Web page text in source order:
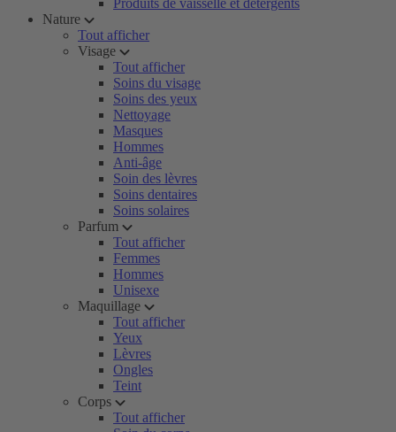
Produits de vaisselle et détergents
Nature
Tout afficher
Visage
Tout afficher
Soins du visage
Soins des yeux
Nettoyage
Masques
Hommes
Anti-âge
Soin des lèvres
Soins dentaires
Soins solaires
Parfum
Tout afficher
Femmes
Hommes
Unisexe
Maquillage
Tout afficher
Yeux
Lèvres
Ongles
Teint
Corps
Tout afficher